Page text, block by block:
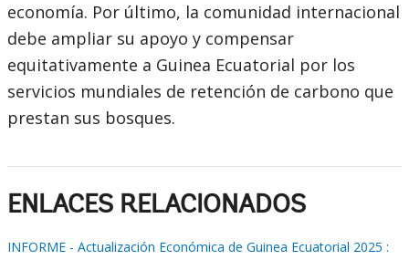
economía. Por último, la comunidad internacional
debe ampliar su apoyo y compensar
equitativamente a Guinea Ecuatorial por los
servicios mundiales de retención de carbono que
prestan sus bosques.
ENLACES RELACIONADOS
INFORME - Actualización Económica de Guinea Ecuatorial 2025 :